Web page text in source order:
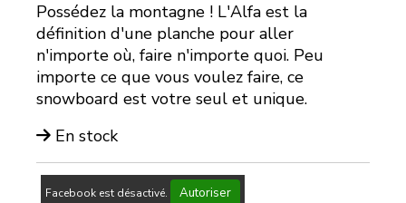
Possédez la montagne ! L'Alfa est la
définition d'une planche pour aller
n'importe où, faire n'importe quoi. Peu
importe ce que vous voulez faire, ce
snowboard est votre seul et unique.
En stock
Facebook est désactivé. Autoriser